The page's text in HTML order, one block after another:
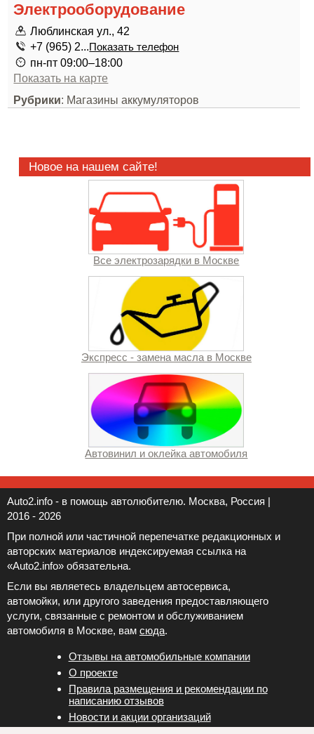
Электрооборудование
Люблинская ул., 42
+7 (965) 2...Показать телефон
пн-пт 09:00–18:00
Показать на карте
Рубрики: Магазины аккумуляторов
Новое на нашем сайте!
Все электрозарядки в Москве
Экспресс - замена масла в Москве
Автовинил и оклейка автомобиля
Auto2.info - в помощь автолюбителю. Москва, Россия |
2016 - 2026
При полной или частичной перепечатке редакционных и
авторских материалов индексируемая ссылка на
«Auto2.info» обязательна.
Если вы являетесь владельцем автосервиса,
автомойки, или другого заведения предоставляющего
услуги, связанные с ремонтом и обслуживанием
автомобиля в Москве, вам сюда.
Отзывы на автомобильные компании
Новости и акции организаций